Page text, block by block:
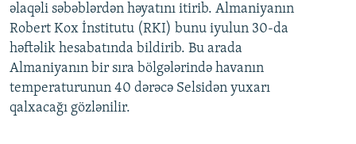
əlaqəli səbəblərdən həyatını itirib. Almaniyanın
Robert Kox İnstitutu (RKI) bunu iyulun 30-da
həftəlik hesabatında bildirib. Bu arada
Almaniyanın bir sıra bölgələrində havanın
temperaturunun 40 dərəcə Selsidən yuxarı
qalxacağı gözlənilir.